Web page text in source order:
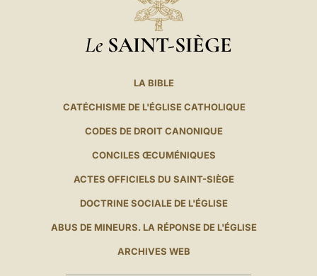
Le SAINT-SIÈGE
LA BIBLE
CATÉCHISME DE L'ÉGLISE CATHOLIQUE
CODES DE DROIT CANONIQUE
CONCILES ŒCUMÉNIQUES
ACTES OFFICIELS DU SAINT-SIÈGE
DOCTRINE SOCIALE DE L'ÉGLISE
ABUS DE MINEURS. LA RÉPONSE DE L'ÉGLISE
ARCHIVES WEB